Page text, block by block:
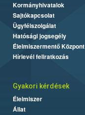
Kormányhivatalok
Sajtókapcsolat
Ügyfélszolgálat
Hatósági jogsegély
Élelmiszermentő Központ
Hírlevél feliratkozás
Gyakori kérdések
Élelmiszer
Állat